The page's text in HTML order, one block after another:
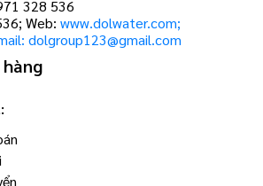
328 536
Web: www.dolwater.com;
dolgroup123@gmail.com